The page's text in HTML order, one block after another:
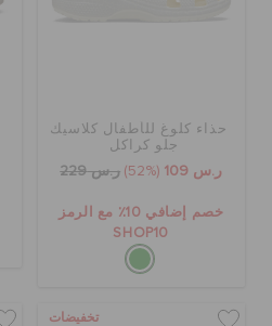
حذاء كلوغ للأطفال كلاسيك
جلو كراكل
ر.س 109 (52%) ر.س 229
خصم إضافي 10٪ مع الرمز
SHOP10
تخفيضات